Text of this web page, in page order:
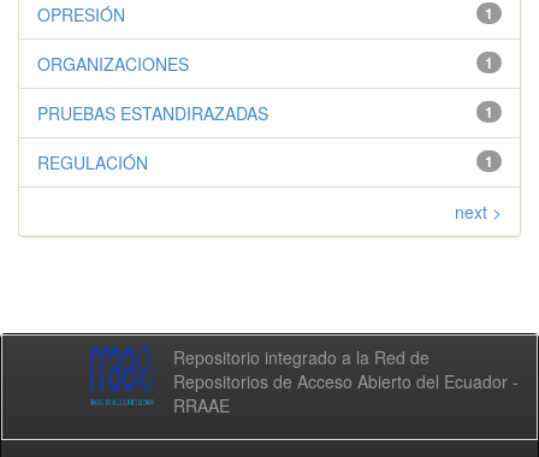
1
OPRESIÓN
1
ORGANIZACIONES
1
PRUEBAS ESTANDIRAZADAS
1
REGULACIÓN
next >
Repositorio integrado a la Red de
Repositorios de Acceso Abierto del Ecuador -
RRAAE